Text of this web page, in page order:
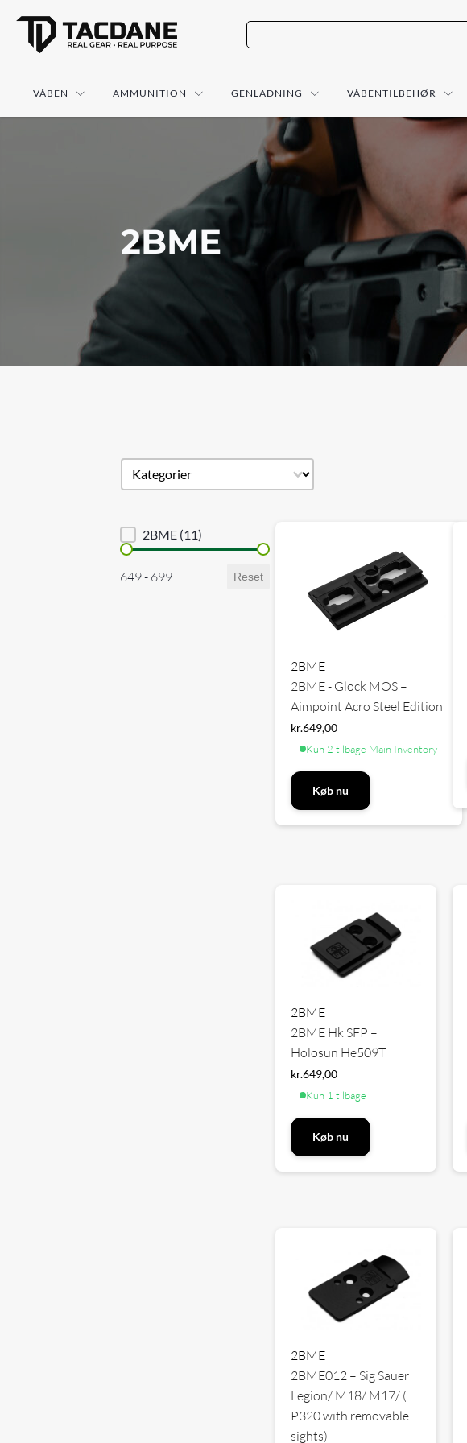
VÅBEN AMMUNITION GENLADNING VÅBENTILBEHØR
2BME
Produkt kategori
Select content
Brand sortering
2BME (11)
Priser
649 - 699 Reset
2BME
2BME - Glock MOS –
Aimpoint Acro Steel Edition
kr.649,00
Kun 2 tilbage·Main Inventory
Køb nu
2BME
2BME Hk SFP –
Holosun He509T
kr.649,00
Kun 1 tilbage
Køb nu
2BME
2BME012 – Sig Sauer
Legion/ M18/ M17/ (
P320 with removable
sights) -